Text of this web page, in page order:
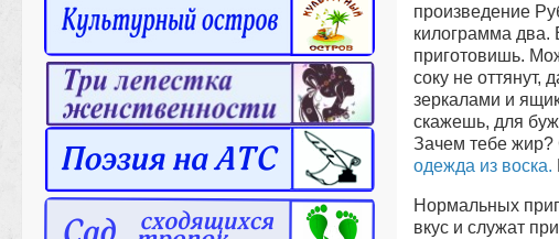
произведение
килограмма два.
приготовишь.
соку не оттянут,
зеркалами и
скажешь, для
Зачем тебе жир?
одежда из воска.
Нормальных
вкус и служат